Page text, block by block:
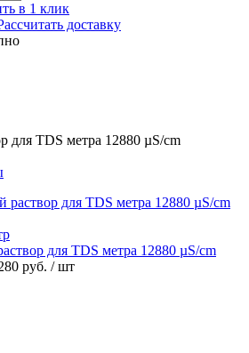
в 1 клик
доставку
для TDS метра 12880 µS/cm
для TDS метра 12880 µS/cm
руб. / шт